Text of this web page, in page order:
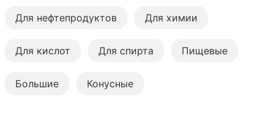
Для нефтепродуктов Для химии
Для кислот Для спирта Пищевые
Большие Конусные